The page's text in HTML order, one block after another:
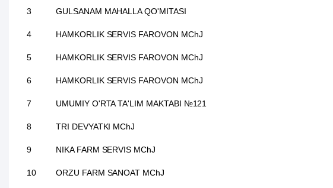
3 GULSANAM MAHALLA QO'MITASI
4 HAMKORLIK SERVIS FAROVON MChJ
5 HAMKORLIK SERVIS FAROVON MChJ
6 HAMKORLIK SERVIS FAROVON MChJ
7 UMUMIY O'RTA TA'LIM MAKTABI №121
8 TRI DEVYATKI MChJ
9 NIKA FARM SERVIS MChJ
10 ORZU FARM SANOAT MChJ